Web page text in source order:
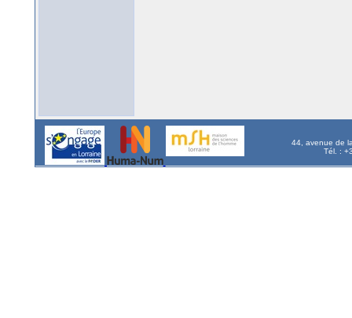
44, avenue de
Tél. :